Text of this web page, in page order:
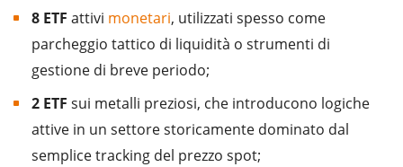
8 ETF attivi monetari, utilizzati spesso come
parcheggio tattico di liquidità o strumenti di
gestione di breve periodo;
2 ETF sui metalli preziosi, che introducono logiche
attive in un settore storicamente dominato dal
semplice tracking del prezzo spot;